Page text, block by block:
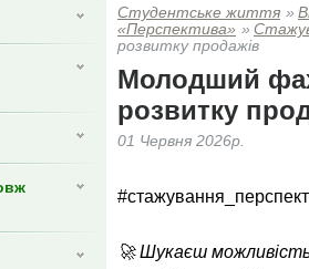
Студентське життя »
«Перспектива» »
розвитку продажів
Молодший
розвитку
01 Червня 2026р.
🚀 Шукаєш